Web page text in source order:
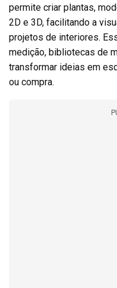
permite criar plantas,
2D e 3D, facilitando a
projetos de interiores.
medição, bibliotecas de
transformar ideias em
ou compra.